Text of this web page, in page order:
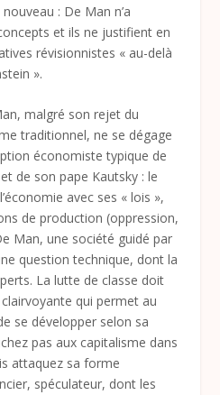
: De Man n’a
et ils ne justifient en
révisionnistes « au-delà
».
malgré son rejet du
traditionnel, ne se dégage
économiste typique de
de son pape Kautsky : le
avec ses « lois »,
de production (oppression,
Man, une société guidé par
question technique, dont la
La lutte de classe doit
qui permet au
se développer selon sa
pas aux capitalisme dans
attaquez sa forme
spéculateur, dont les